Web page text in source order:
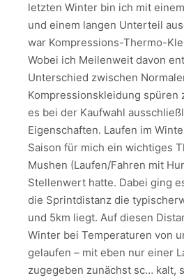
letzten Winter bin ich mit
und einem langen Unterteil
war Kompressions-Thermo-
Wobei ich Meilenweit davon
Unterschied zwischen
Kompressionskleidung spüren
es bei der Kaufwahl
Eigenschaften. Laufen im
Saison für mich ein wichtiges
Mushen (Laufen/Fahren mit
Stellenwert hatte. Dabei ging
die Sprintdistanz die
und 5km liegt. Auf diesen
Winter bei Temperaturen von
gelaufen – mit eben nur einer
zugegeben zunächst sc… kalt,